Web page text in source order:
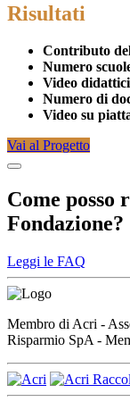
Risultati
Contributo
Numero
Video
Numero di
Video su
Vai al Progetto
Come
Fondazione?
Leggi le FAQ
Membro di Acri -
Risparmio SpA -